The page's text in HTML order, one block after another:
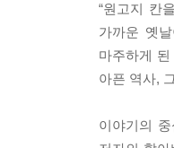
다”고 지나
금시초문이
--- p.64
동네 머슴
“원고지 칸
가까운 옛
마주하게
아픈 역사,
이야기의